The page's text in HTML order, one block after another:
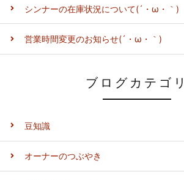
シンナーの在庫状況について(´・ω・｀)
営業時間変更のお知らせ(´・ω・｀)
ブログカテゴリ
豆知識
オーナーのつぶやき